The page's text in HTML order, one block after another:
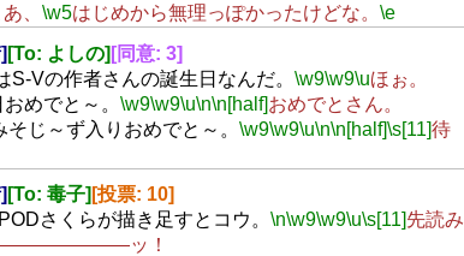
、 \w5はじめから無理っぽかったけどな。 \e
[To: よしの] [同意: 3]
S-Vの作者さんの誕生日なんだ。 \w9\w9\uほぉ。
めでと～。 \w9\w9\u\n\n[half]おめでとさん。
そじ～ず入りおめでと～。 \w9\w9\u\n\n[half]\s[11]待
[To: 毒子] [投票: 10]
さくらが描き足すとコウ。 \n\w9\w9\u\s[11]先読み
ッ！